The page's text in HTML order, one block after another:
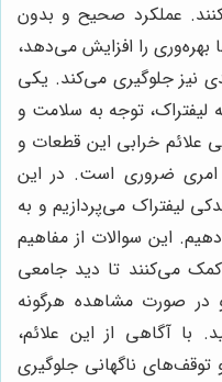
عملکرد صحیح و بدون
را افزایش می‌دهد،
نیز جلوگیری می‌کند. یکی
لیفتراک، توجه به سلامت و
علائم خرابی این قطعات و
امری ضروری است. در این
لیفتراک می‌پردازیم و به
این سوالات از مفاهیم
می‌کنند تا دید جامعی
در صورت مشاهده هرگونه
با آگاهی از این علائم،
توقف‌های ناگهانی جلوگیری